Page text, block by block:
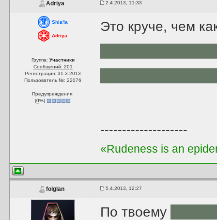
Adriya 2.4.2013, 11:33
Shia'la
Adriya
Группа: Участники
Сообщений: 201
Регистрация: 31.3.2013
Пользователь №: 22076
Предупреждения:
(0%)
Это круче, чем
--------------------
«Rudeness is an
folglan 5.4.2013, 12:27
По твоему